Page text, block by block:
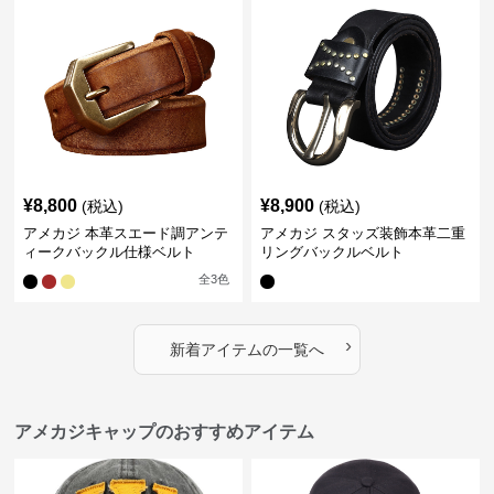
¥8,800 (税込)
アメカジ 本革スエード調アンテ
ィークバックル仕様ベルト
全3色
¥8,900 (税込)
アメカジ スタッズ装飾本革二重
リングバックルベルト
新着アイテムの一覧へ ›
アメカジキャップのおすすめアイテム